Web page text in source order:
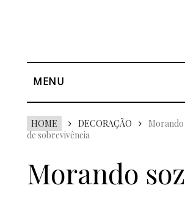
MENU
HOME DECORAÇÃO
Morando
de sobrevivência
Morando